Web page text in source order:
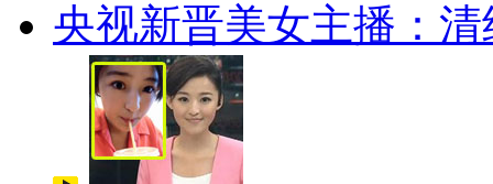
央视新晋美女主播：清